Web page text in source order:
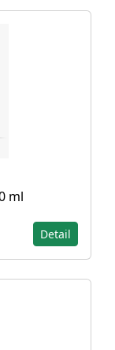
ml
Detail